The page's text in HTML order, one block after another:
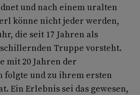
und nach einem uralten
könne nicht jeder werden,
die seit 17 Jahren als
Truppe vorsteht.
mit 20 Jahren der
und zu ihrem ersten
Ein Erlebnis sei das gewesen,